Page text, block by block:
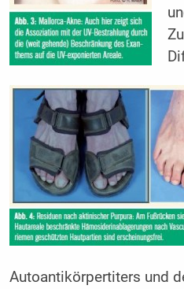
Autoantikörpertiters und